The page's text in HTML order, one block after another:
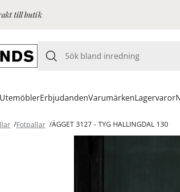
till butik
UtemöblerErbjudandenVarumärkenLagervaror
Fotpallar ÄGGET 3127 - TYG HALLINGDAL 130